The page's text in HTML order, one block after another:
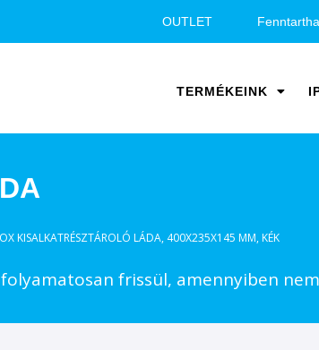
OUTLET
TERMÉKEINK
KISALKATRÉSZTÁROLÓ LÁDA, 400X235X145 MM, KÉK
frissül, amennyiben